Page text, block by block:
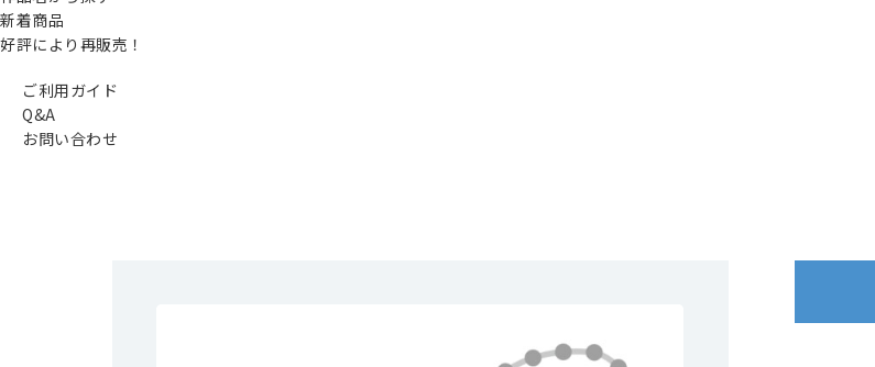
新着商品
好評により再販売！
ご利用ガイド
Q&A
お問い合わせ